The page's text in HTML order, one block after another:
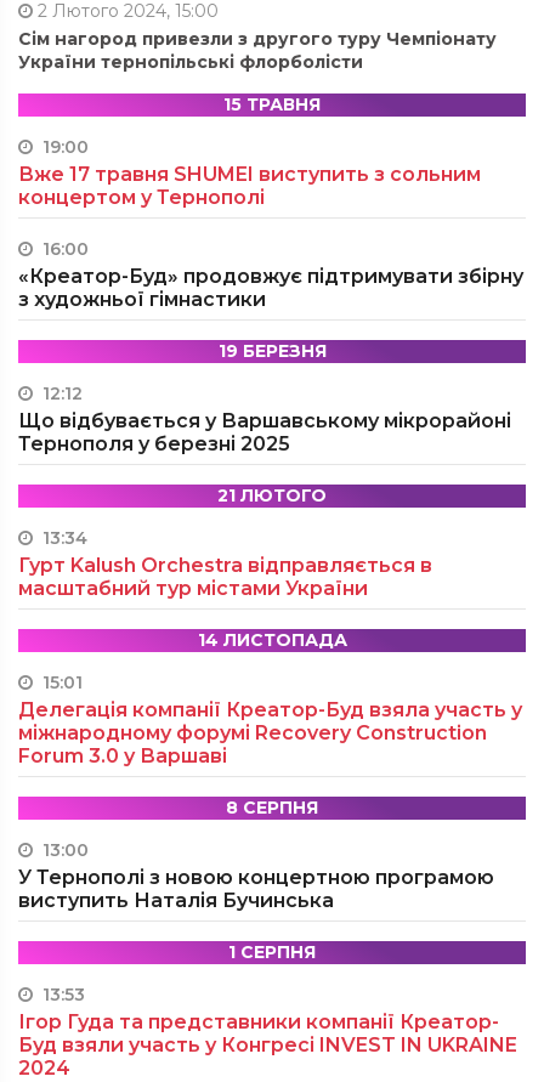
2 Лютого 2024, 15:00
Сім нагород привезли з другого туру Чемпіонату
України тернопільські флорболісти
15 ТРАВНЯ
19:00
Вже 17 травня SHUMEI виступить з сольним
концертом у Тернополі
16:00
«Креатор-Буд» продовжує підтримувати збірну
з художньої гімнастики
19 БЕРЕЗНЯ
12:12
Що відбувається у Варшавському мікрорайоні
Тернополя у березні 2025
21 ЛЮТОГО
13:34
Гурт Kalush Orchestra відправляється в
масштабний тур містами України
14 ЛИСТОПАДА
15:01
Делегація компанії Креатор-Буд взяла участь у
міжнародному форумі Recovery Construction
Forum 3.0 у Варшаві
8 СЕРПНЯ
13:00
У Тернополі з новою концертною програмою
виступить Наталія Бучинська
1 СЕРПНЯ
13:53
Ігор Гуда та представники компанії Креатор-
Буд взяли участь у Конгресі INVEST IN UKRAINE
2024